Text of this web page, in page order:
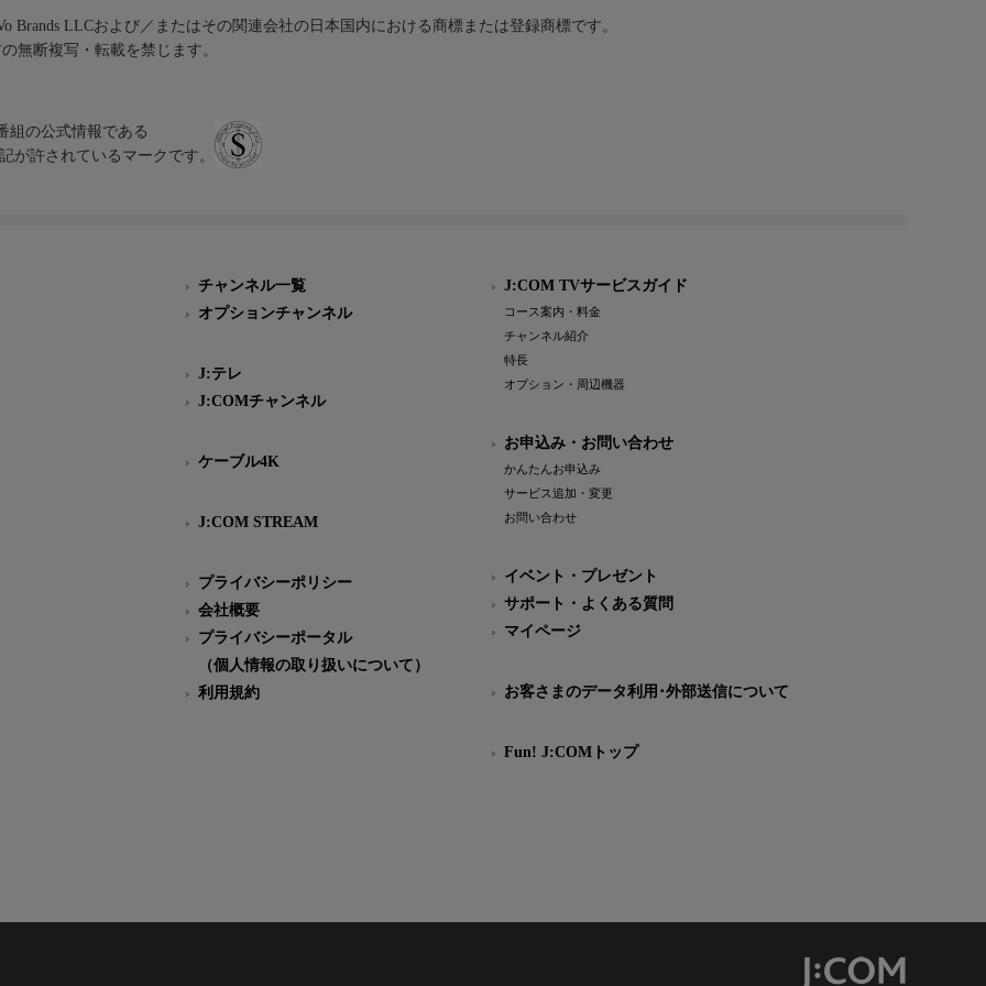
Brands LLCおよび／またはその関連会社の日本国内における商標または登録商標です。
無断複写・転載を禁じます。
組の公式情報である
が許されているマークです。
チャンネル一覧
オプションチャンネル
J:テレ
J:COMチャンネル
ケーブル4K
J:COM STREAM
プライバシーポリシー
会社概要
プライバシーポータル
（個人情報の取り扱いについて）
利用規約
J:COM TVサービスガイド
コース案内・料金
チャンネル紹介
特長
オプション・周辺機器
お申込み・お問い合わせ
かんたんお申込み
サービス追加・変更
お問い合わせ
イベント・プレゼント
サポート・よくある質問
マイページ
お客さまのデータ利用･外部送信について
Fun! J:COMトップ